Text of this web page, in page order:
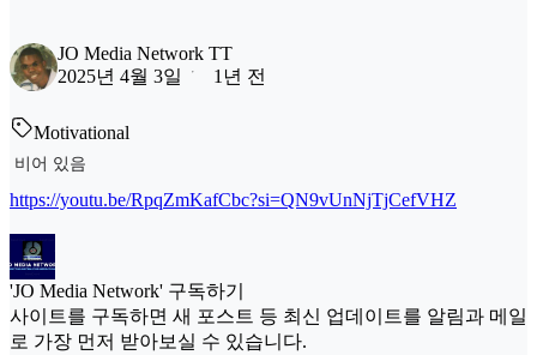
JO Media Network TT
2025년 4월 3일
1년 전
Motivational
비어 있음
https://youtu.be/RpqZmKafCbc?si=QN9vUnNjTjCefVHZ
'JO Media Network' 구독하기
사이트를 구독하면 새 포스트 등 최신 업데이트를 알림과 메일
로 가장 먼저 받아보실 수 있습니다.